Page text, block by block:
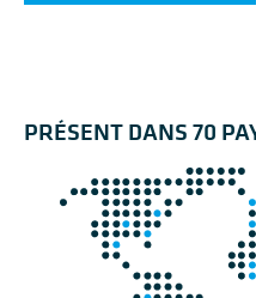
PRÉSENT DANS 70